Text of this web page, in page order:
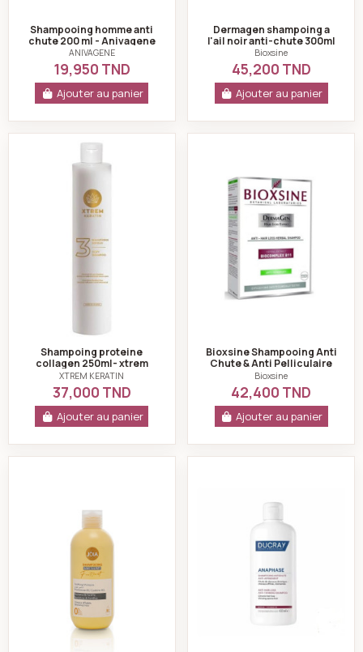
Shampooing homme anti
chute 200 ml - Anivagene
ANIVAGENE
19,950 TND
Ajouter au panier
Dermagen shampoing a
l'ail noir anti-chute 300ml
-bioxsine
Bioxsine
45,200 TND
Ajouter au panier
Shampoing proteine collagen 250ml- xtrem keratin
Shampoing proteine
collagen 250ml- xtrem
keratin
XTREM KERATIN
37,000 TND
Ajouter au panier
Bioxsine Shampooing Anti
Chute & Anti Pelliculaire
300 ml
Bioxsine
42,400 TND
Ajouter au panier